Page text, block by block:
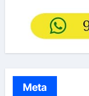
Meta